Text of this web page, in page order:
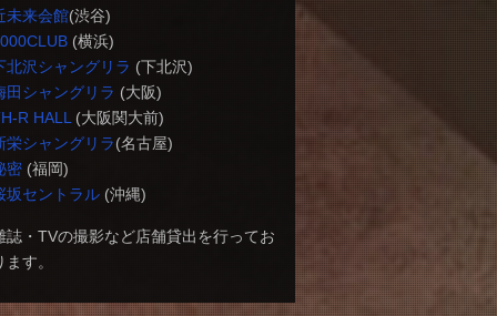
未来会館(渋谷)
(横浜)
北沢シャングリラ (下北沢)
田シャングリラ (大阪)
R HALL (大阪関大前)
栄シャングリラ(名古屋)
密(福岡)
坂セントラル(沖縄)
誌・TVの撮影など店舗貸出を行ってお
ます。